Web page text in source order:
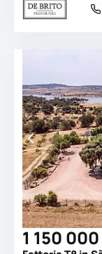
1 150